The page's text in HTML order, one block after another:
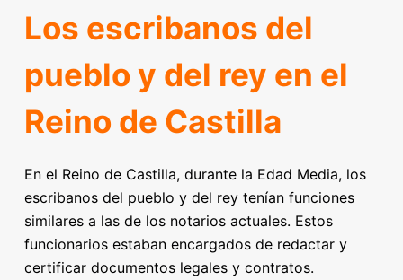
Los escribanos del
pueblo y del rey en el
Reino de Castilla
En el Reino de Castilla, durante la Edad Media, los
escribanos del pueblo y del rey tenían funciones
similares a las de los notarios actuales. Estos
funcionarios estaban encargados de redactar y
certificar documentos legales y contratos.